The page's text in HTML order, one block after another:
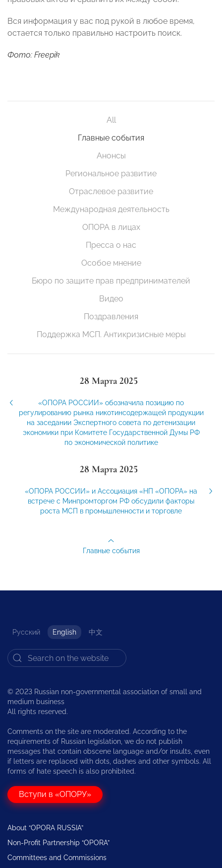
Вся информация у вас под рукой в любое время,
остается только правильно настроить поиск.
Фото: Freepik
All
Главные события
Анонсы
Региональное развитие
Отраслевое развитие
Международная деятельность
ОПОРА в лицах
Пресса о нас
Особое мнение
Бюро по защите прав предпринимателей
Видео
Поздравления
Поддержка МСП. Антикризисные меры
28 Марта 2025
«ОПОРА РОССИИ» обозначила позицию по
регулированию рынка никотинсодержащей продукции
на заседании Экспертного совета по детенизации
экономики при Комитете Государственной Думы РФ
по экономической политике
28 Марта 2025
«ОПОРА РОССИИ» и Ассоциация «НП «ОПОРА» на
встрече с Минпромторгом РФ обсудили факторы
роста МСП в промышленности и торговле
Главные события
Русский English 中文
© 2023 Russian non-governmental association of small and
medium business
All rights reserved.
Comments on the site are moderated. According to the
requirements of Russian legislation, we do not publish
messages that contain obscene language and/or insults, even
if letters are replaced with dots, dashes and other symbols. All
forms of hate speech is also prohibited.
Вступи в «ОПОРУ»
About “OPORA RUSSIA”
Non-Profit Partnership “OPORA”
Committees and Commissions